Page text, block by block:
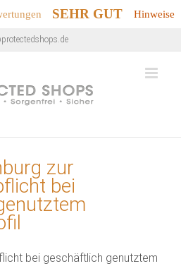
SEHR GUT Hinweise
zur
bei
bei geschäftlich genutztem